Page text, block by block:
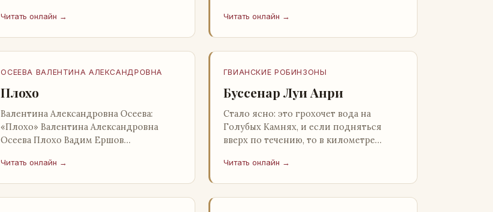
и во…
Читать онлайн →
ничем не выделялись из прочей
Читать онлайн →
ОСЕЕВА ВАЛЕНТИНА АЛЕКСАНДРОВНА
Плохо
Валентина Александровна Осеева:
«Плохо» Валентина Александровна
Осеева Плохо Вадим Ершов
литература; Москва; 1977 Валентина
Читать онлайн →
ГВИАНСКИЕ РОБИНЗОНЫ
Буссенар Луи Анри
Стало ясно: это грохочет вода на
Голубых Камнях, и если подняться
вверх по течению, то в километре
плота.Производя не более шуму, чем
Читать онлайн →